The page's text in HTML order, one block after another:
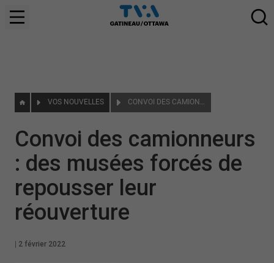
VOS NOUVELLES CONVOI DES CAMIONNEURS : DES MUSÉES FORCÉS DE REPOUSSER LEUR RÉOUVERTURE
Convoi des camionneurs
: des musées forcés de
repousser leur
réouverture
2 février 2022